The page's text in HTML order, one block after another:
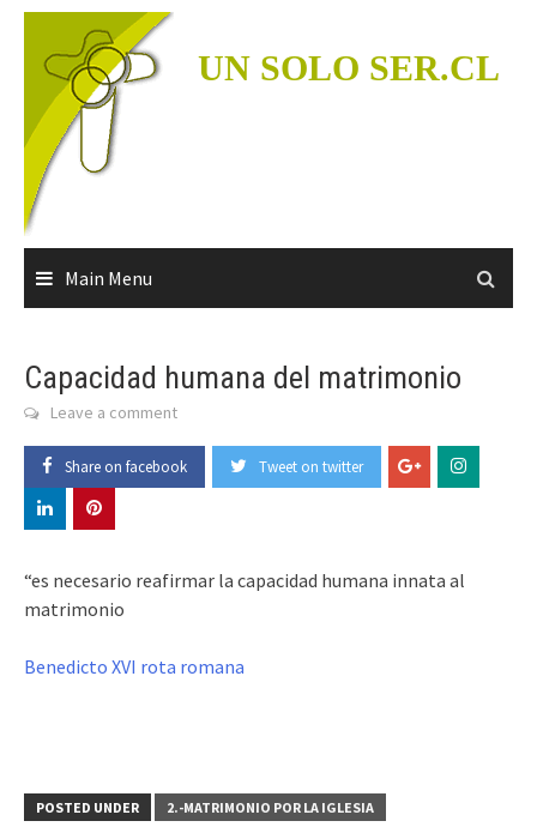
Skip
content
UN SOLO SER.CL
Main Menu
Capacidad humana del matrimonio
Leave a comment
Share on facebook Tweet on twitter
“es necesario reafirmar la capacidad humana innata al
matrimonio
Benedicto XVI rota romana
POSTED UNDER 2.-MATRIMONIO POR LA IGLESIA